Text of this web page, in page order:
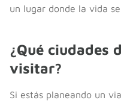
un lugar donde la vida
¿Qué ciudades
visitar?
Si estás planeando un